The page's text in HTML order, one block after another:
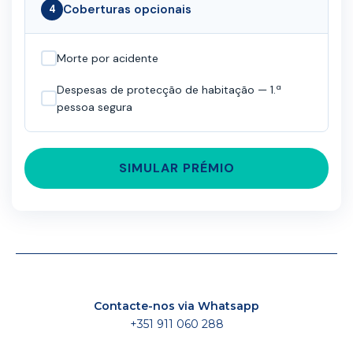
4 Coberturas opcionais
Morte por acidente
Despesas de protecção de habitação — 1.ª
pessoa segura
SIMULAR PRÉMIO
Contacte-nos via Whatsapp
+351 911 060 288